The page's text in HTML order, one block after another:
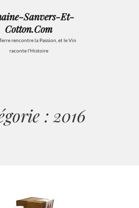
Sanvers-Et-
Cotton.com
rencontre la Passion, et le Vin
raconte l'Histoire
: 2016